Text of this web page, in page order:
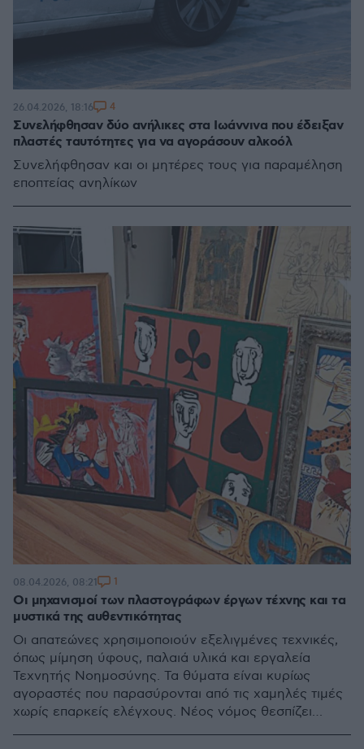
Συνελήφθησαν δύο ανήλικες στα Ιωάννινα που έδειξαν
πλαστές ταυτότητες για να αγοράσουν αλκοόλ
Συνελήφθησαν και οι μητέρες τους για παραμέληση
εποπτείας ανηλίκων
26.04.2026, 18:16 4
Οι μηχανισμοί των πλαστογράφων έργων τέχνης και τα
μυστικά της αυθεντικότητας
Οι απατεώνες χρησιμοποιούν εξελιγμένες τεχνικές,
όπως μίμηση ύφους, παλαιά υλικά και εργαλεία
Τεχνητής Νοημοσύνης. Τα θύματα είναι κυρίως
αγοραστές που παρασύρονται από τις χαμηλές τιμές
χωρίς επαρκείς ελέγχους. Νέος νόμος θεσπίζει
08.04.2026, 08:21 1